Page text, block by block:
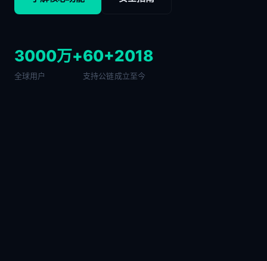
3000万+
全球用户
60+
支持公链
2018
成立至今